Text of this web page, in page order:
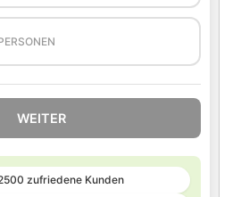
WEITER
zufriedene Kunden